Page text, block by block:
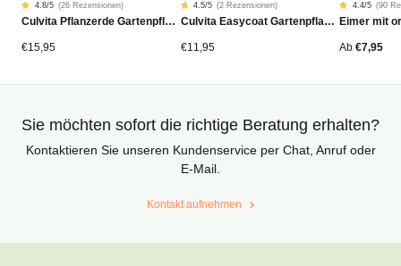
Rated
4.77
von
26
Kundenstimmen
4.8/5 (26 Rezensionen)
Culvita Pflanzerde Gartenpflanzen, Bäume & Hecken BIO 40L
€15,95
Rated
4.50
von
2
Kundenstimmen
4.5/5 (2 Rezensionen)
Culvita Easycoat Gartenpflanzendünger (Langzeitwirkung)
€11,95
Rated
4.42
von
90
4.4/5 (90
Ab €7,95
Sie möchten sofort die richtige Beratung erhalten?
Kontaktieren Sie unseren Kundenservice per Chat, Anruf oder
E-Mail.
Kontakt aufnehmen